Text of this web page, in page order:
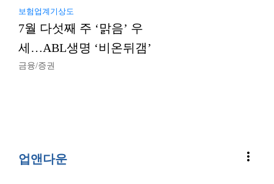
보험업계기상도
7월 다섯째 주 ‘맑음’ 우
세…ABL생명 ‘비온뒤갬’
금융/증권
업앤다운 more_vert